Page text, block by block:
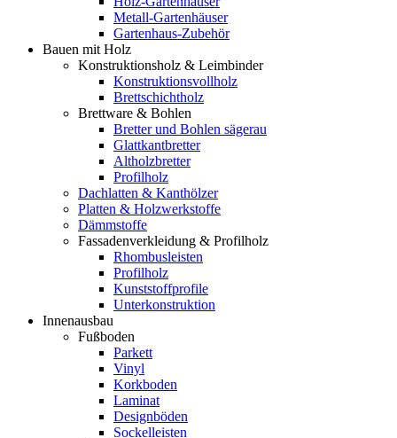
Metall-Gartenhäuser
Gartenhaus-Zubehör
Bauen mit Holz
Konstruktionsholz & Leimbinder
Konstruktionsvollholz
Brettschichtholz
Brettware & Bohlen
Bretter und Bohlen sägerau
Glattkantbretter
Altholzbretter
Profilholz
Dachlatten & Kanthölzer
Platten & Holzwerkstoffe
Dämmstoffe
Fassadenverkleidung & Profilholz
Rhombusleisten
Profilholz
Kunststoffprofile
Unterkonstruktion
Innenausbau
Fußboden
Parkett
Vinyl
Korkboden
Laminat
Designböden
Sockelleisten